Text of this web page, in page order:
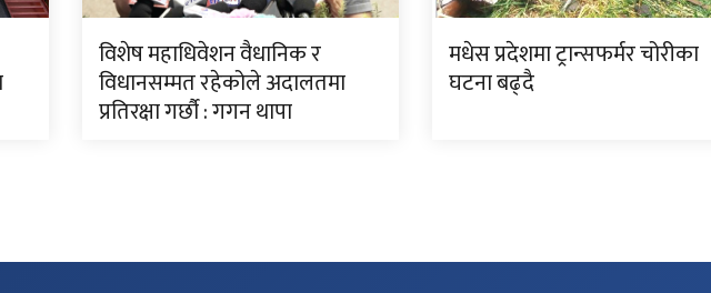
विशेष महाधिवेशन वैधानिक र
विधानसम्मत रहेकोले अदालतमा
प्रतिरक्षा गर्छौ : गगन थापा
मधेस प्रदेशमा ट्रान्सफर्मर चोरीका
घटना बढ्दै